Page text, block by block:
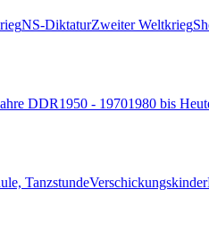
NS-DiktaturZweiter Weltkrieg
DDR1950 - 19701980 bis
TanzstundeVerschickungskinder